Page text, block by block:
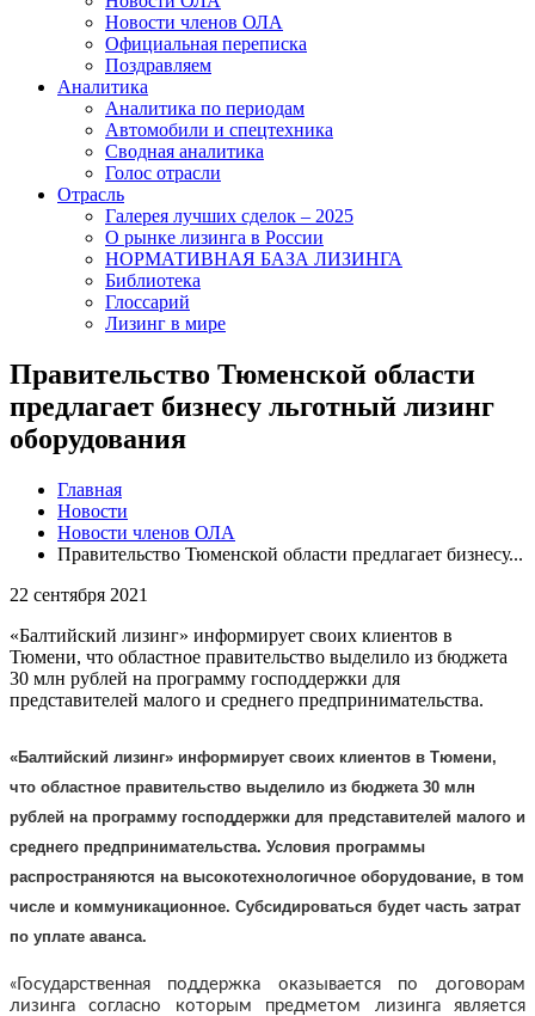
Новости членов ОЛА
Официальная переписка
Поздравляем
Аналитика
Аналитика по периодам
Автомобили и спецтехника
Сводная аналитика
Голос отрасли
Отрасль
Галерея лучших сделок – 2025
О рынке лизинга в России
НОРМАТИВНАЯ БАЗА ЛИЗИНГА
Библиотека
Глоссарий
Лизинг в мире
Правительство Тюменской области
предлагает бизнесу льготный лизинг
оборудования
Главная
Новости
Новости членов ОЛА
Правительство Тюменской области предлагает бизнесу...
22 сентября 2021
«Балтийский лизинг» информирует своих клиентов в
Тюмени, что областное правительство выделило из бюджета
30 млн рублей на программу господдержки для
представителей малого и среднего предпринимательства.
«Балтийский лизинг» информирует своих клиентов в Тюмени,
что областное правительство выделило из бюджета 30 млн
рублей на программу господдержки для представителей малого и
среднего предпринимательства. Условия программы
распространяются на высокотехнологичное оборудование, в том
числе и коммуникационное. Субсидироваться будет часть затрат
по уплате аванса.
«Государственная поддержка оказывается по договорам
лизинга согласно которым предметом лизинга является